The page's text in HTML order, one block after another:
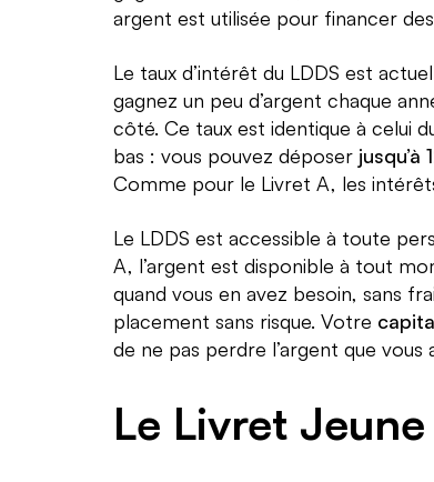
argent est utilisée pour financer des
Le taux d’intérêt du LDDS est
gagnez un peu d’argent chaque
côté. Ce taux est identique à celui
bas : vous pouvez déposer
Comme pour le Livret A, les
Le LDDS est accessible à toute
A, l’argent est disponible à tout
quand vous en avez besoin, sans
placement sans risque. Votre
de ne pas perdre l’argent que vous
Le Livret Jeune